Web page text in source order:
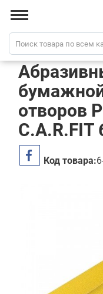
отворов
C.A.R.FIT
Код товара: